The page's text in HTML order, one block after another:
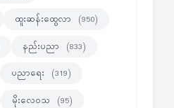
ထူးဆန်းထွေလာ (950)
နည်းပညာ (833)
ပညာရေး (319)
မိုးလေဝသ (95)